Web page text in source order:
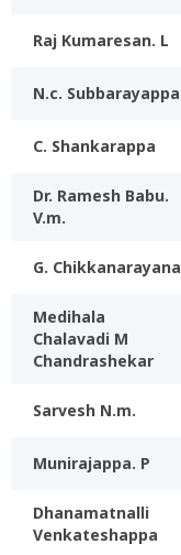
Raj Kumaresan. L
N.c. Subbarayappa
C. Shankarappa
Dr. Ramesh Babu.
V.m.
G. Chikkanarayana
Medihala
Chalavadi M
Chandrashekar
Sarvesh N.m.
Munirajappa. P
Dhanamatnalli
Venkateshappa